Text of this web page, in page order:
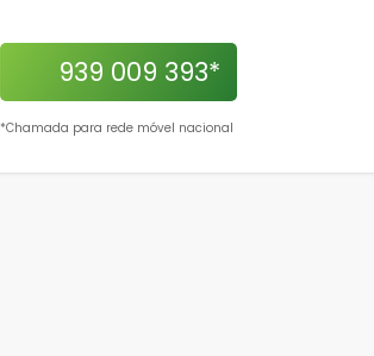
939 009 393*
*Chamada para rede móvel nacional